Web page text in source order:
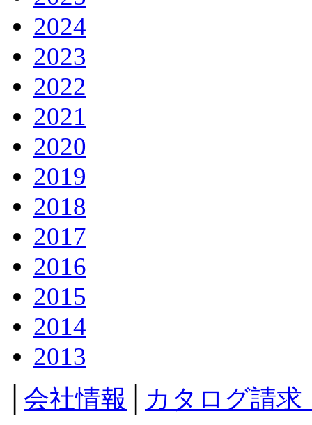
2024
2023
2022
2021
2020
2019
2018
2017
2016
2015
2014
2013
会社情報
カタログ請